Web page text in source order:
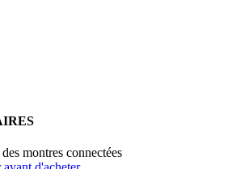
montres connectées